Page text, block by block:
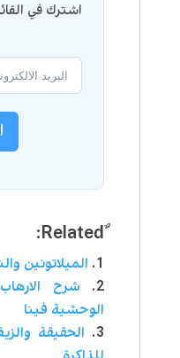
اشترك في
ٌRelated:
الميلاتونين
شرح
الوحشية فينا
الحقيقة